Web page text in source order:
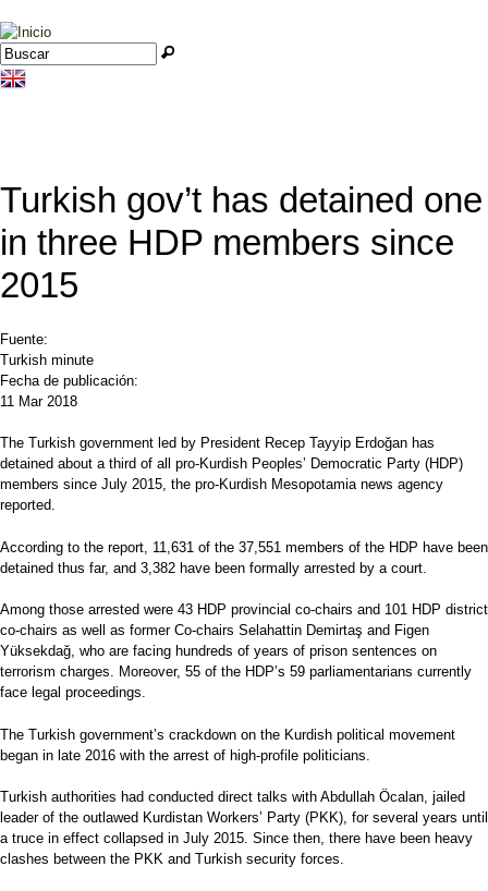
Jump to navigation
Formulario de búsqueda
Buscar
Turkish gov’t has detained one
in three HDP members since
2015
Fuente:
Turkish minute
Fecha de publicación:
11 Mar 2018
The Turkish government led by President Recep Tayyip Erdoğan has
detained about a third of all pro-Kurdish Peoples’ Democratic Party (HDP)
members since July 2015, the pro-Kurdish Mesopotamia news agency
reported.
According to the report, 11,631 of the 37,551 members of the HDP have been
detained thus far, and 3,382 have been formally arrested by a court.
Among those arrested were 43 HDP provincial co-chairs and 101 HDP district
co-chairs as well as former Co-chairs Selahattin Demirtaş and Figen
Yüksekdağ, who are facing hundreds of years of prison sentences on
terrorism charges. Moreover, 55 of the HDP’s 59 parliamentarians currently
face legal proceedings.
The Turkish government’s crackdown on the Kurdish political movement
began in late 2016 with the arrest of high-profile politicians.
Turkish authorities had conducted direct talks with Abdullah Öcalan, jailed
leader of the outlawed Kurdistan Workers’ Party (PKK), for several years until
a truce in effect collapsed in July 2015. Since then, there have been heavy
clashes between the PKK and Turkish security forces.